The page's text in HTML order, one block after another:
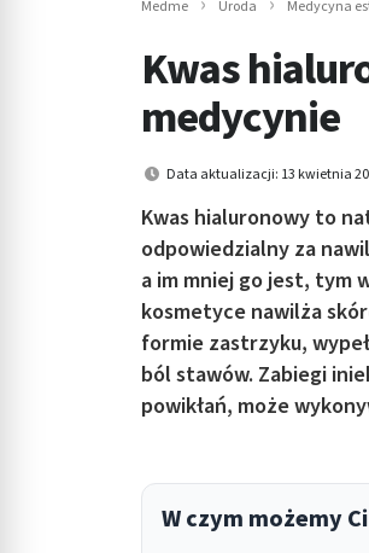
Medme Uroda Medycyna
Kwas
medycynie
Data aktualizacji: 13 kwietnia
Kwas hialuronowy to
odpowiedzialny za
a im mniej go jest, tym
kosmetyce nawilża
formie zastrzyku,
ból stawów. Zabiegi
powikłań, może
W czym możemy